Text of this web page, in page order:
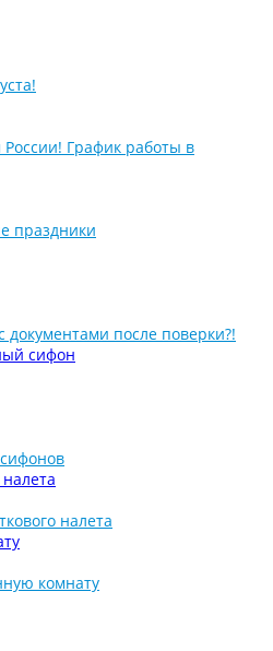
График работы в
праздники
документами после поверки?!
налета
комнату